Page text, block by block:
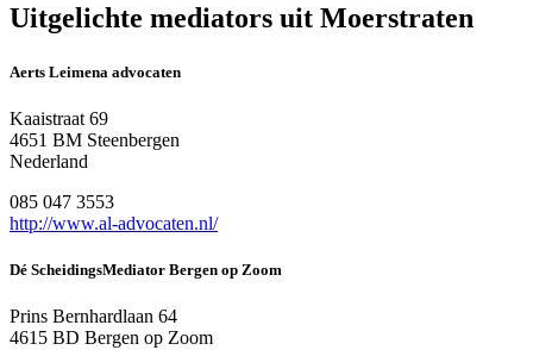
Uitgelichte mediators uit Moerstraten
Aerts Leimena advocaten
Kaaistraat 69
4651 BM Steenbergen
Nederland
085 047 3553
http://www.al-advocaten.nl/
Dé ScheidingsMediator Bergen op Zoom
Prins Bernhardlaan 64
4615 BD Bergen op Zoom